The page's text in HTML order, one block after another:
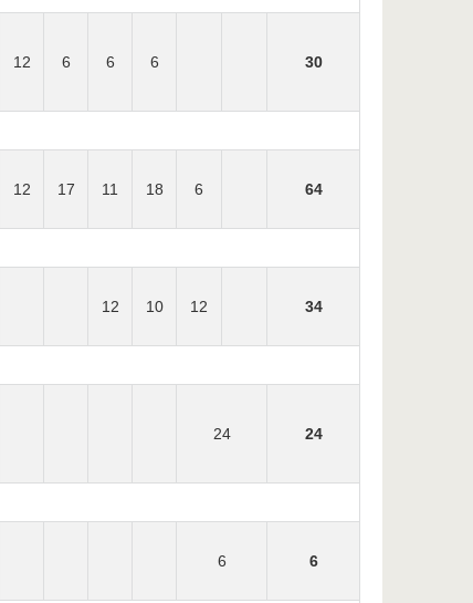
12 6 6 6 30
12 17 11 18 6 64
12 10 12 34
24 24
6 6